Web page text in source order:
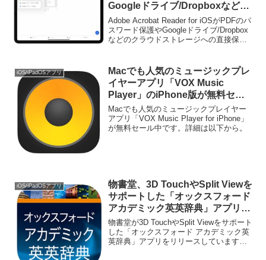
Googleドライブ/Dropboxなどの
クラウドストレージへの直接保存
をサポート。
Adobe Acrobat Reader for iOSがPDFのパ
スワード保護やGoogleドライブ/Dropbox
などのクラウドストレージへの直接保存
iOS/iPadOSアプリ
Macでも人気のミュージックプレ
イヤーアプリ「VOX Music
Player」のiPhone版が無料セー
ル中。
Macでも人気のミュージックプレイヤー
アプリ「VOX Music Player for iPhone」
が無料セール中です。詳細は以下から。
iOS/iPadOSアプリ
物書堂、3D TouchやSplit Viewを
サポートした「オックスフォード
アカデミック英英辞典」アプリを
リリース。
物書堂が3D TouchやSplit Viewをサポート
した「オックスフォード アカデミック英
英辞典」アプリをリリースしています。